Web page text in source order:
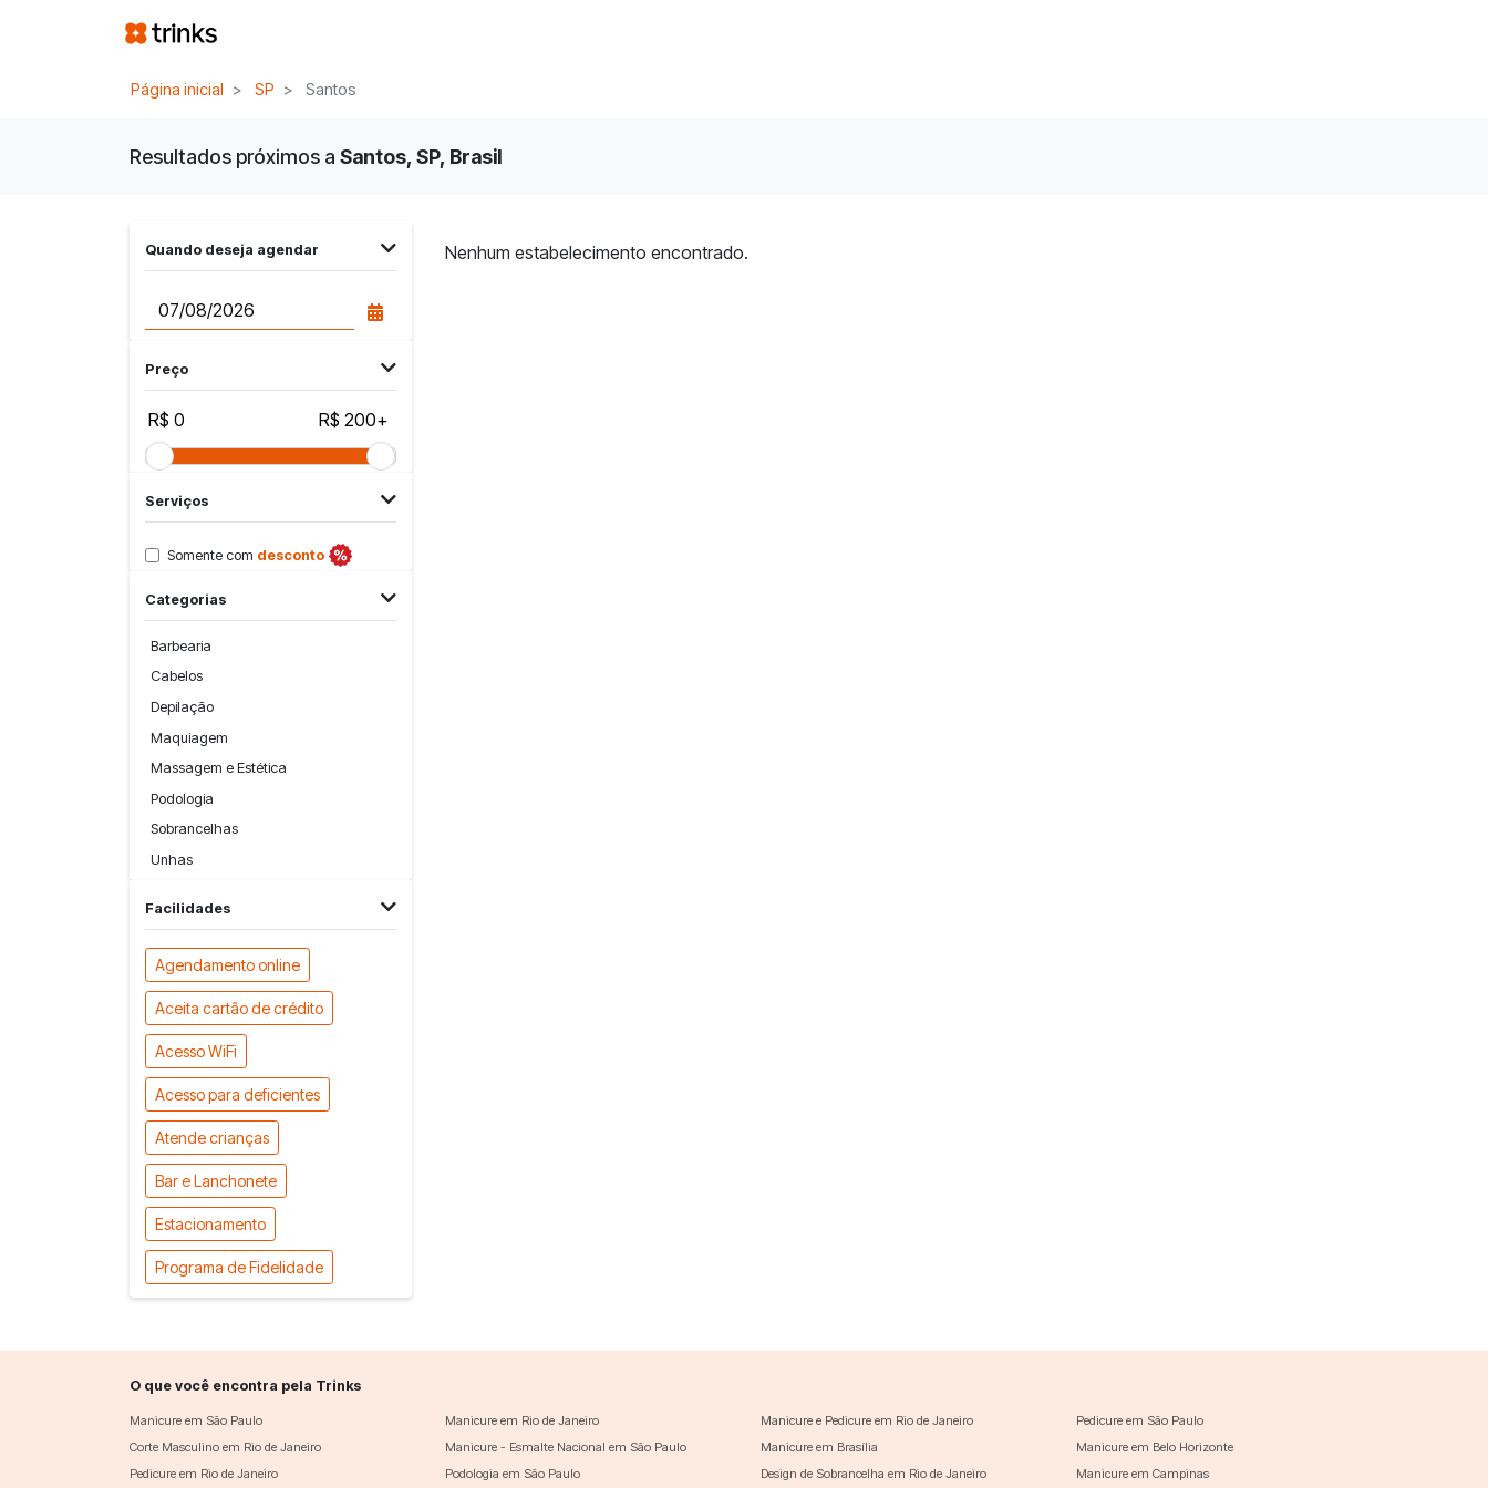
Página inicial SP Santos
Resultados próximos a Santos, SP, Brasil
Quando deseja agendar
Preço
R$ 0 R$ 200+
Serviços
Somente com desconto
Categorias
Barbearia
Cabelos
Depilação
Maquiagem
Massagem e Estética
Podologia
Sobrancelhas
Unhas
Facilidades
Agendamento online
Aceita cartão de crédito
Acesso WiFi
Acesso para deficientes
Atende crianças
Bar e Lanchonete
Estacionamento
Programa de Fidelidade
Nenhum estabelecimento encontrado.
O que você encontra pela Trinks
Manicure em São Paulo Manicure em Rio de Janeiro Manicure e Pedicure em Rio de Janeiro
Pedicure em São Paulo
Corte Masculino em Rio de Janeiro
Manicure - Esmalte Nacional em São Paulo Manicure em Brasília
Manicure em Belo Horizonte
Pedicure em Rio de Janeiro
Podologia em São Paulo Design de Sobrancelha em Rio de Janeiro Manicure em Campinas